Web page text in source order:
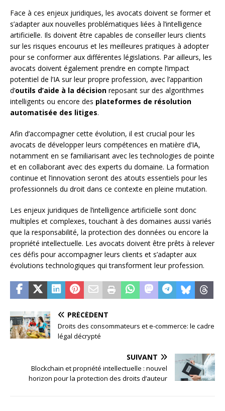
Face à ces enjeux juridiques, les avocats doivent se former et
s’adapter aux nouvelles problématiques liées à l’intelligence
artificielle. Ils doivent être capables de conseiller leurs clients
sur les risques encourus et les meilleures pratiques à adopter
pour se conformer aux différentes législations. Par ailleurs, les
avocats doivent également prendre en compte l’impact
potentiel de l’IA sur leur propre profession, avec l’apparition
d’outils d’aide à la décision reposant sur des algorithmes
intelligents ou encore des plateformes de résolution
automatisée des litiges.
Afin d’accompagner cette évolution, il est crucial pour les
avocats de développer leurs compétences en matière d’IA,
notamment en se familiarisant avec les technologies de pointe
et en collaborant avec des experts du domaine. La formation
continue et l’innovation seront des atouts essentiels pour les
professionnels du droit dans ce contexte en pleine mutation.
Les enjeux juridiques de l’intelligence artificielle sont donc
multiples et complexes, touchant à des domaines aussi variés
que la responsabilité, la protection des données ou encore la
propriété intellectuelle. Les avocats doivent être prêts à relever
ces défis pour accompagner leurs clients et s’adapter aux
évolutions technologiques qui transforment leur profession.
PRÉCÉDENT
Droits des consommateurs et e-commerce: le cadre
légal décrypté
SUIVANT
Blockchain et propriété intellectuelle : nouvel
horizon pour la protection des droits d’auteur